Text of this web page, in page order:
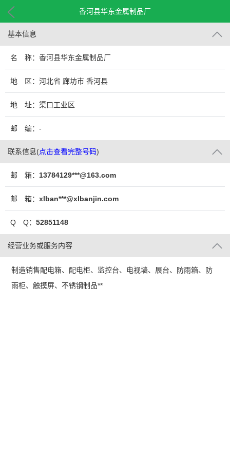
香河县华东金属制品厂
基本信息
名 称：香河县华东金属制品厂
地 区：河北省 廊坊市 香河县
地 址：渠口工业区
邮 编：-
联系信息(点击查看完整号码)
邮 箱： 13784129***@163.com
邮 箱： xlban***@xlbanjin.com
Q Q： 52851148
经营业务或服务内容
制造销售配电箱、配电柜、监控台、电视墙、展台、防雨箱、防
雨柜、触摸屏、不锈钢制品**